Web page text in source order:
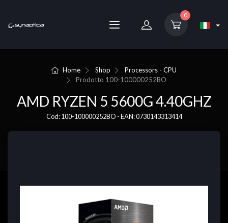
0
Home Shop
Processors - CPU
Prodotto 100-100000252BO
AMD RYZEN 5 5600G 4.40GHZ
Cod: 100-100000252BO - EAN: 0730143313414